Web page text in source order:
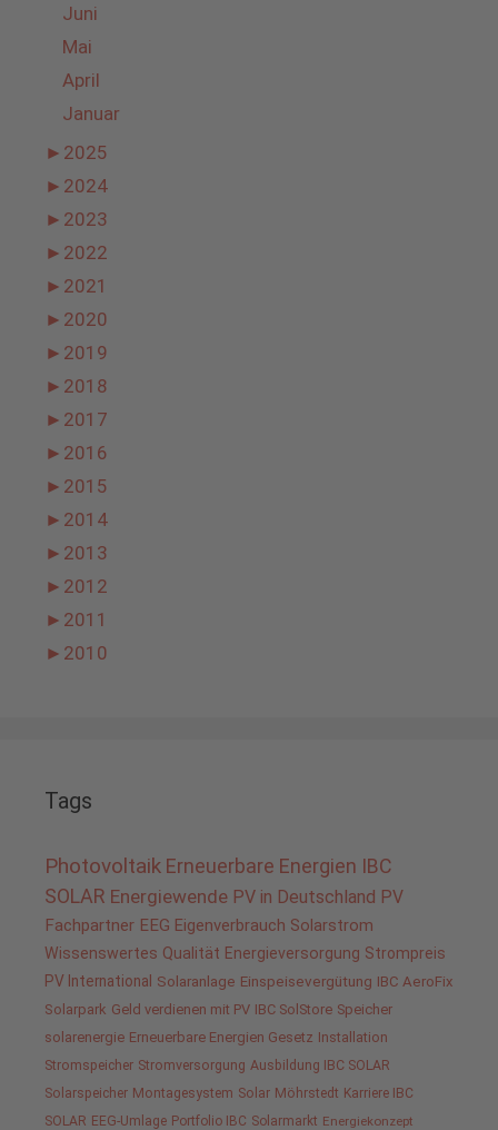
Juni
Mai
April
Januar
► 2025
► 2024
► 2023
► 2022
► 2021
► 2020
► 2019
► 2018
► 2017
► 2016
► 2015
► 2014
► 2013
► 2012
► 2011
► 2010
Tags
Photovoltaik Erneuerbare Energien IBC
SOLAR Energiewende PV in Deutschland PV
Fachpartner EEG Eigenverbrauch Solarstrom
Wissenswertes Qualität Energieversorgung Strompreis
PV International Solaranlage Einspeisevergütung IBC AeroFix
Solarpark Geld verdienen mit PV IBC SolStore Speicher
solarenergie Erneuerbare Energien Gesetz Installation
Stromspeicher Stromversorgung Ausbildung IBC SOLAR
Solarspeicher Montagesystem Solar Möhrstedt Karriere IBC
SOLAR EEG-Umlage Portfolio IBC Solarmarkt Energiekonzept